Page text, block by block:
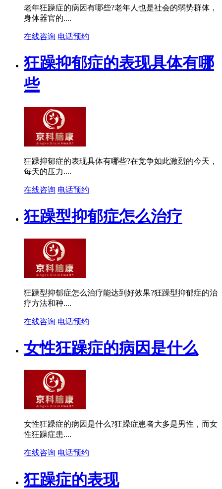
老年狂躁症的病因有哪些?老年人也是社会的弱势群体，
身体器官的....
在线咨询 电话预约
狂躁抑郁症的表现具体有哪
些
狂躁抑郁症的表现具体有哪些?在竞争如此激烈的今天，
每天的压力....
在线咨询 电话预约
狂躁型抑郁症怎么治疗
狂躁型抑郁症怎么治疗能达到好效果?狂躁型抑郁症的治
疗方法和种....
在线咨询 电话预约
女性狂躁症的病因是什么
女性狂躁症的病因是什么?狂躁症患者大多是男性，而女
性狂躁症患....
在线咨询 电话预约
狂躁症的表现